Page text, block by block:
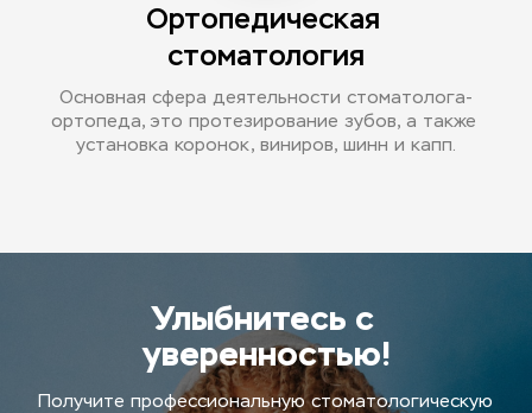
Ортопедическая
стоматология
Основная сфера деятельности стоматолога-
ортопеда, это протезирование зубов, а также
установка коронок, виниров, шинн и капп.
Улыбнитесь с
уверенностью!
Получите профессиональную стоматологическую